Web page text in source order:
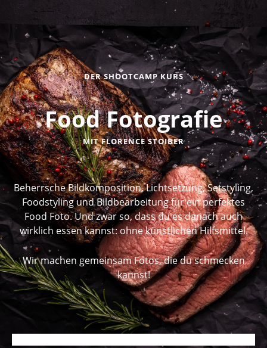
DER SHOOTCAMP KURS
Food Fotografie
MIT FLORENCE STOIBER
Beherrsche Bildkomposition, Lichtsetzung, Setstyling,
Foodstyling und Bildbearbeitung für ein perfektes
Food Foto. Und zwar so, dass du es danach auch
wirklich essen kannst: ohne künstlichen Hilfsmittel.
Wir machen gemeinsam Fotos, die du schmecken
kannst!